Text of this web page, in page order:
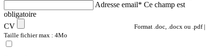
Adresse email* Ce champ est
obligatoire
CV
Format .doc, .docx ou .pdf |
Taille fichier max : 4Mo